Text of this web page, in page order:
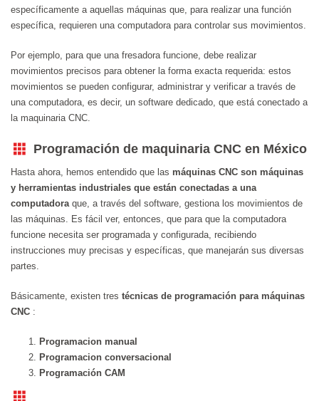
específicamente a aquellas máquinas que, para realizar una función
específica, requieren una computadora para controlar sus movimientos.
Por ejemplo, para que una fresadora funcione, debe realizar
movimientos precisos para obtener la forma exacta requerida: estos
movimientos se pueden configurar, administrar y verificar a través de
una computadora, es decir, un software dedicado, que está conectado a
la maquinaria CNC.
Programación de maquinaria CNC en México
Hasta ahora, hemos entendido que las máquinas CNC son máquinas
y herramientas industriales que están conectadas a una
computadoraque, a través del software, gestiona los movimientos de
las máquinas. Es fácil ver, entonces, que para que la computadora
funcione necesita ser programada y configurada, recibiendo
instrucciones muy precisas y específicas, que manejarán sus diversas
partes.
Básicamente, existen tres técnicas de programación para máquinas
CNC :
Programacion manual
Programacion conversacional
Programación CAM